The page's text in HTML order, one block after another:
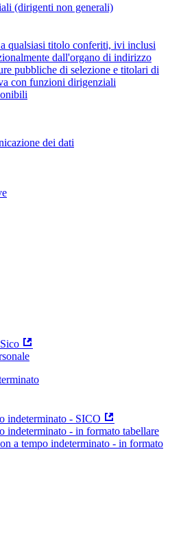
(dirigenti non generali)
qualsiasi titolo conferiti, ivi inclusi
dall'organo di indirizzo
pubbliche di selezione e titolari di
con funzioni dirigenziali
dei dati
indeterminato - SICO
indeterminato - in formato tabellare
a tempo indeterminato - in formato